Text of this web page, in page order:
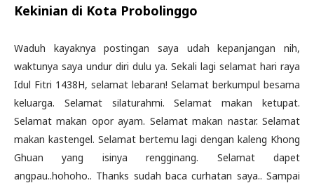
Kekinian di Kota Probolinggo
Waduh kayaknya postingan saya udah kepanjangan nih,
waktunya saya undur diri dulu ya. Sekali lagi selamat hari raya
Idul Fitri 1438H, selamat lebaran! Selamat berkumpul besama
keluarga. Selamat silaturahmi. Selamat makan ketupat.
Selamat makan opor ayam. Selamat makan nastar. Selamat
makan kastengel. Selamat bertemu lagi dengan kaleng Khong
Ghuan yang isinya rengginang. Selamat dapet
angpau..hohoho.. Thanks sudah baca curhatan saya.. Sampai